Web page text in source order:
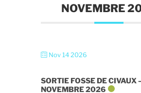
NOVEMBRE
Nov 14 2026
SORTIE FOSSE DE CIVAUX
NOVEMBRE 2026